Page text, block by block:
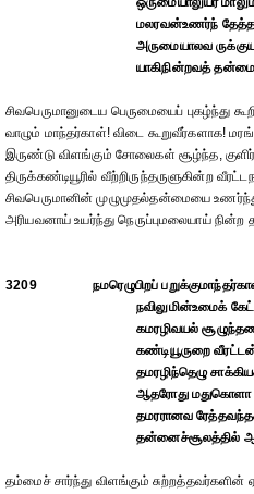
மலரவன்உணர்ந்
அருமையாலவ
யாகிநின்றவத்
சிவபெருமானுடைய பெருமையைப் புகழ்ந்து
வாழும் மாந்தர்காள்! விடை கூறுவீர்களாக!
இருண்டு விளங்கும் சோலைகள் சூழ்ந்த,
திருக்கண்டியூரில் வீற்றிருந்தருளுகின்ற
சிவபெருமானின் முழுமுதல்தன்மையை
அரியவனாய் உயர்ந்து நெருப்புமலையாய்
3209
நமரெழுபிறப்
நவிலுமின்உமைக்
கமரழிவயல்
கண்டியூருறை
தமரழிந்தெழு
ஆதரோது மதுகொளா
தமரரானவ
தன்னைச்சூலத்தில்
தம்மைச் சார்ந்து விளங்கும் சுற்றத்தவர்களின்